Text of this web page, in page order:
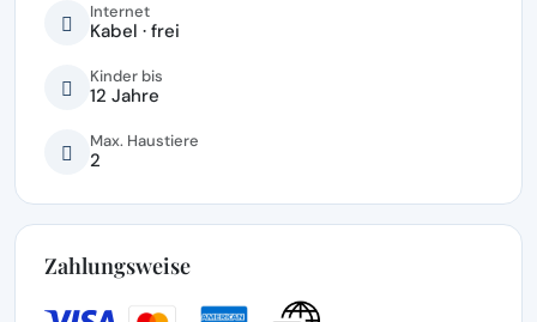
Internet
Kabel · frei
Kinder bis
12 Jahre
Max. Haustiere
2
Zahlungsweise